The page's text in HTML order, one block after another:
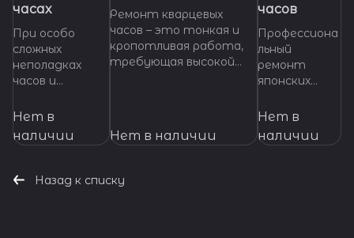
часах
При особо
сложных
неполадках
часов и
произвести
основных узлов
требуется
Нет в
наличии
Ремонт кварцевых
часов – это тонкая и
кропотливая работа,
требующая высокой
нуждаются в ремонте,
которые смогут точно
Нет в наличии
часов
Профессиона
льный
ремонт
японских
сложности.
качество
Нет в
наличии
Назад к списку